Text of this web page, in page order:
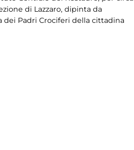
di Lazzaro, dipinta da
dei Padri Crociferi della cittadina